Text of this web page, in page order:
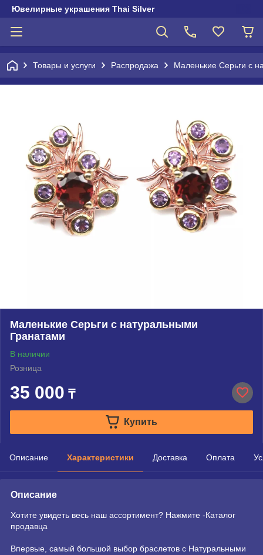
Ювелирные украшения Thai Silver
Товары и услуги Распродажа Маленькие Серьги с
Маленькие Серьги с натуральными
Гранатами
В наличии
Розница
35 000 ₸
Купить
Описание Характеристики Доставка Оплата
Описание
Хотите увидеть весь наш ассортимент? Нажмите -Каталог
продавца
Впервые, самый большой выбор браслетов с Натуральными